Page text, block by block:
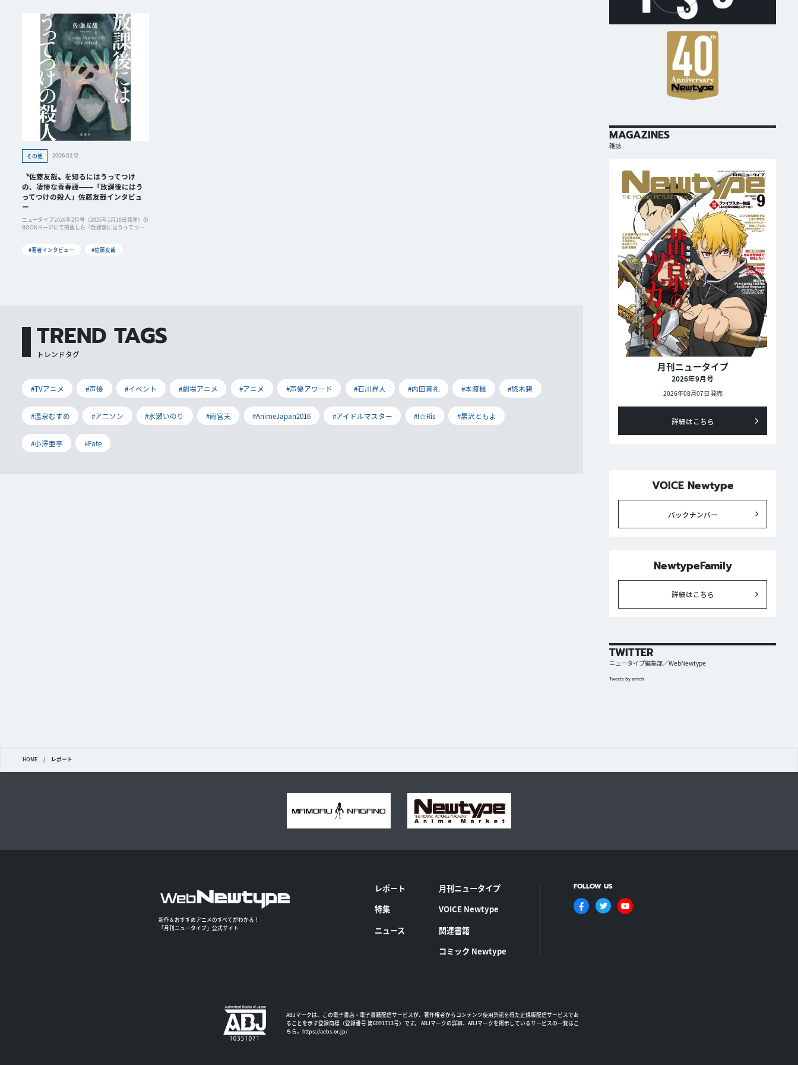
その他 2026.02.12
〝佐藤友哉〟を知るにはうってつけ
の、凄惨な青春譚――「放課後にはう
ってつけの殺人」佐藤友哉インタビュ
ー
ニュータイプ2026年2月号（2025年1月10日発売）の
BOOKページにて掲載した「放課後にはうってつけ
「地元を舞台に...
#著者インタビュー #佐藤友哉
TREND TAGS
トレンドタグ
#TVアニメ #声優 #イベント #劇場アニメ #アニメ #声優アワード #石川界人 #内田真礼 #本渡楓 #悠木碧
#温泉むすめ #アニソン #水瀬いのり #雨宮天 #AnimeJapan2016 #アイドルマスター #I☆Ris #黒沢ともよ
#小澤亜李 #Fate
MAGAZINES
雑誌
月刊ニュータイプ
2026年9月号
2026年08月07日 発売
詳細はこちら
VOICE Newtype
バックナンバー
NewtypeFamily
詳細はこちら
TWITTER
ニュータイプ編集部／WebNewtype
Tweets by antch
HOME / レポート
新作＆おすすめアニメのすべてがわかる！
「月刊ニュータイプ」公式サイト
レポート
特集
ニュース
月刊ニュータイプ
VOICE Newtype
関連書籍
コミック Newtype
FOLLOW US
ABJマークは、この電子書店・電子書籍配信サービスが、著作権者からコンテンツ使用許諾を得た正規版配信サービスであ
ることを示す登録商標（登録番号 第6091713号）です。 ABJマークの詳細、ABJマークを掲示しているサービスの一覧はこ
ちら。 https://aebs.or.jp/